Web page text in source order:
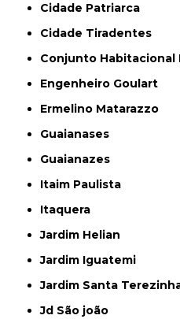
Cidade Patriarca
Cidade Tiradentes
Conjunto
Engenheiro Goulart
Ermelino Matarazzo
Guaianases
Guaianazes
Itaim Paulista
Itaquera
Jardim Helian
Jardim Iguatemi
Jardim Santa
Jd São joão